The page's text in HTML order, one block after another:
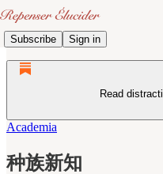
Subscribe Sign in
Read
Academia
种族新知